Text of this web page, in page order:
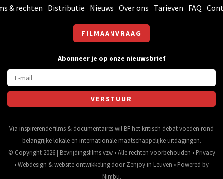
& rechten Distributie Nieuws Over ons Tarieven FAQ
FILMAANVRAAG
Abonneer je op onze nieuwsbrief
Via inspirerende films & documentaires wil BF het kritisch debat voeden rond
belangrijke lokale en internationale maatschappelijke uitdagingen.
© Copyright 2026 | Bevrijdingsfilms vzw • Alle rechten voorbehouden • Privacy
•Webdesign &website ontwikkeling doorZenjoy in Leuven • Powered by
Nimbu.